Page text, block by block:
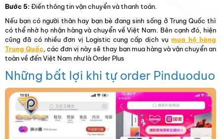
Bước 5:Điền thông tin vận chuyển và thanh toán.
Nếu bạn có người thân hay bạn bè đang sinh sống ở Trung Quốc thì
có thể nhờ họ nhận hàng và chuyển về Việt Nam. Bên cạnh đó, hiện
cũng đã có nhiều đơn vị Logistic cung cấp dịch vụmua hộ hàng
Trung Quốc, các đơn vị này sẽ thay bạn mua hàng và vận chuyển an
toàn về đến Việt Nam như là Order Plus
Những bất lợi khi tự order Pinduoduo